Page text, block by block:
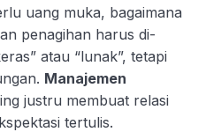
uang muka, bagaimana
penagihan harus di-
atau “lunak”, tetapi
Manajemen
justru membuat relasi
tertulis.